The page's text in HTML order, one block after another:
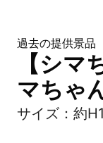
過去の提供景品
【シマ
マちゃ
サイズ：約